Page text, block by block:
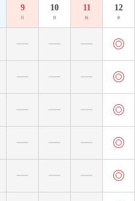
9
日
10
月
11
祝
12
水